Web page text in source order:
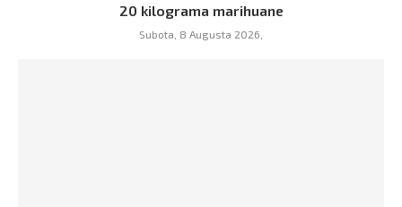
20 kilograma marihuane
Subota, 8 Augusta 2026,